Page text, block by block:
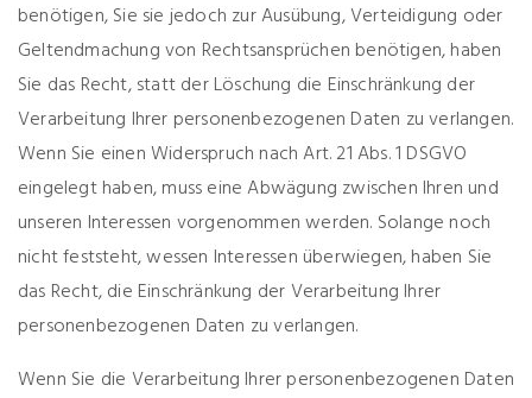
benötigen, Sie sie jedoch zur Ausübung, Verteidigung oder
Geltendmachung von Rechtsansprüchen benötigen, haben
Sie das Recht, statt der Löschung die Einschränkung der
Verarbeitung Ihrer personenbezogenen Daten zu verlangen.
Wenn Sie einen Widerspruch nach Art. 21 Abs. 1 DSGVO
eingelegt haben, muss eine Abwägung zwischen Ihren und
unseren Interessen vorgenommen werden. Solange noch
nicht feststeht, wessen Interessen überwiegen, haben Sie
das Recht, die Einschränkung der Verarbeitung Ihrer
personenbezogenen Daten zu verlangen.
Wenn Sie die Verarbeitung Ihrer personenbezogenen Daten